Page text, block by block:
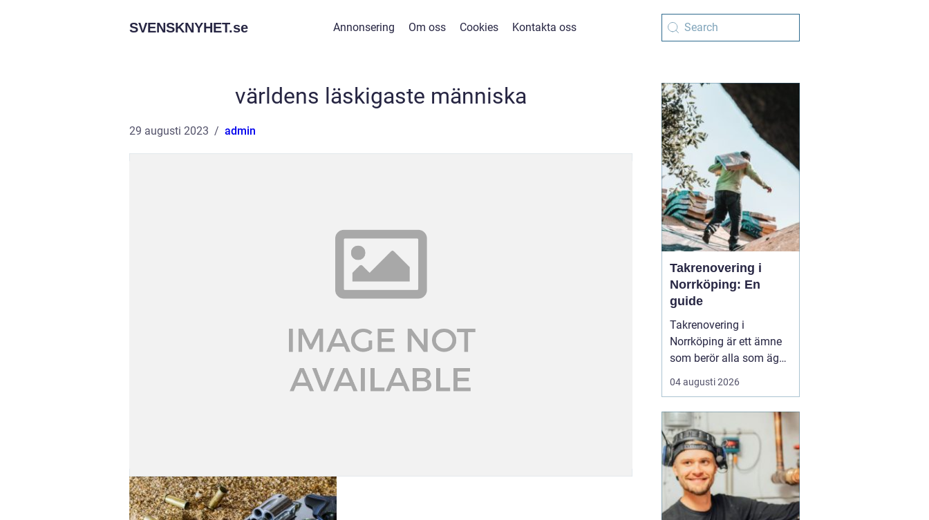
SVENSKNYHET.se Annonsering Om oss Cookies Kontakta oss
världens läskigaste människa
29 augusti 2023 admin
Takrenovering i
Norrköping: En
guide
Takrenovering i
Norrköping är ett ämne
som berör alla som äger
hus, radhus eller
flerfamiljshus i området.
viktigaste skydd mot
regn, snö och fukt, och
en i tid genomförd
renovering kan sp...
04 augusti 2026